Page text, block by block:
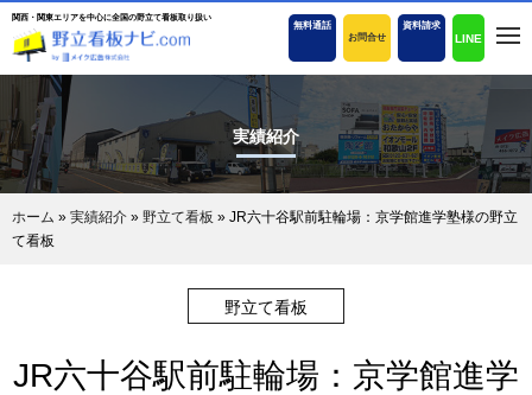
関西・関東エリアを中心に全国の野立て看板取り扱い
無料通話
お問合せ
資料請求
LINE
実績紹介
ホーム » 実績紹介 » 野立て看板 » JR六十谷駅前駐輪場：京学館進学塾様の野立
て看板
野立て看板
JR六十谷駅前駐輪場：京学館進学